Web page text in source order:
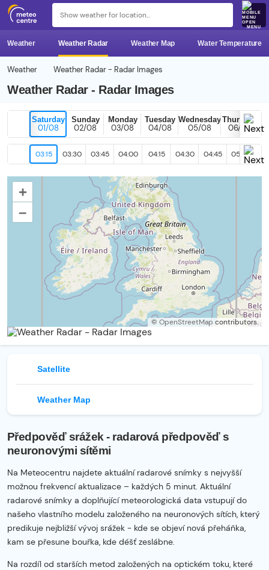
MENU
Weather Weather Radar Weather Map Water Temperature
Weather Weather Radar - Radar Images
Weather Radar - Radar Images
Saturday
01/08
Sunday
02/08
Monday
03/08
Tuesday
04/08
Wednesday
05/08
Thursday
06/08
03:15 03:30 03:45 04:00 04:15 04:30 04:45 05:00
+
–
© OpenStreetMap contributors.
Satellite
Weather Map
Předpověď srážek - radarová předpověď s
neuronovými sítěmi
Na Meteocentru najdete aktuální radarové snímky s nejvyšší
možnou frekvencí aktualizace – každých 5 minut. Aktuální
radarové snímky a doplňující meteorologická data vstupují do
našeho vlastního modelu založeného na neuronových sítích, který
predikuje nejbližší vývoj srážek - kde se objeví nová přeháňka,
kam se přesune bouřka, kde déšť zeslábne.
Na rozdíl od starších metod založených na optickém toku, které